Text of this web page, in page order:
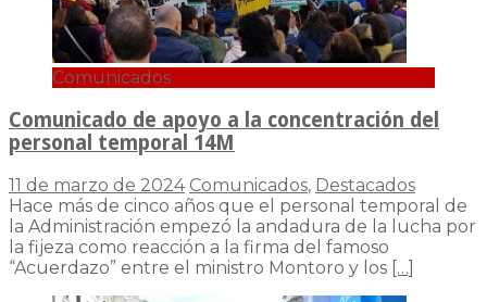
Comunicados
Comunicado de apoyo a la concentración del
personal temporal 14M
11 de marzo de 2024 Comunicados, Destacados
Hace más de cinco años que el personal temporal de
la Administración empezó la andadura de la lucha por
la fijeza como reacción a la firma del famoso
“Acuerdazo” entre el ministro Montoro y los […]